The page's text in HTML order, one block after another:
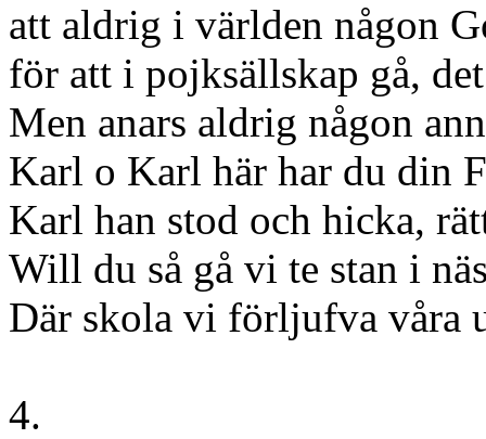
att aldrig i världen någon
för att i pojksällskap gå,
Men anars aldrig någon
Karl o Karl här har du din
Karl han stod och hicka,
Will du så gå vi te stan i
Där skola vi förljufva våra
4.